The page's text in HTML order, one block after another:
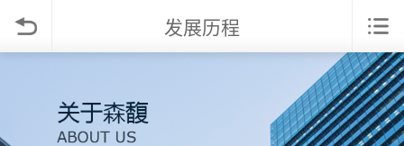
发展历程